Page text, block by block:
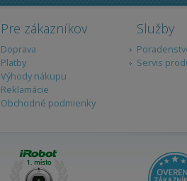
Pre zákazníkov
Doprava
Platby
Výhody nákupu
Reklamácie
Obchodné podmienky
Služby
Servis